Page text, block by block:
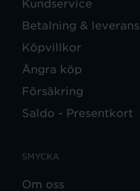
Betalning & leverans
Köpvillkor
Ångra köp
Försäkring
Saldo - Presentkort
SMYCKA
Om oss